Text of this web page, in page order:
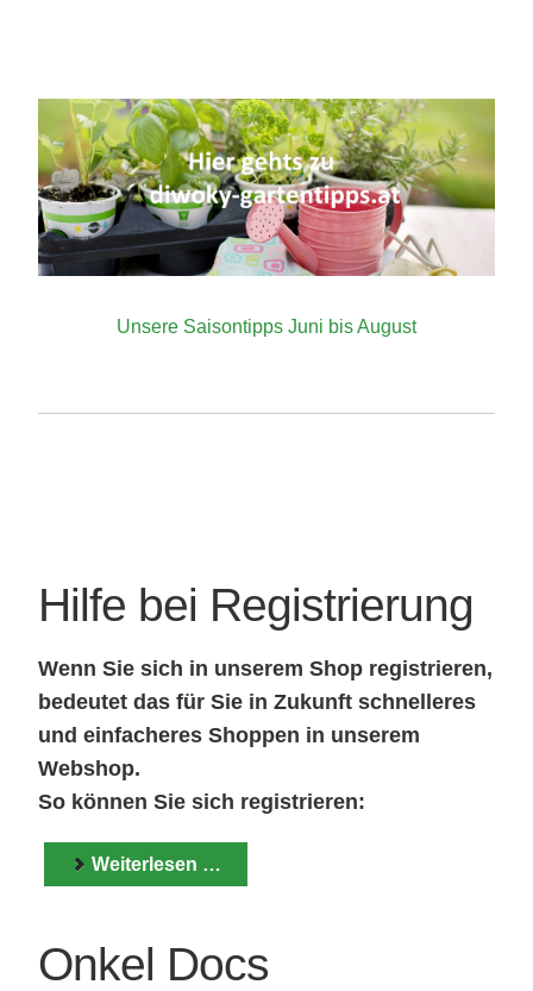
Unsere Saisontipps Juni bis August
Hilfe bei Registrierung
Wenn Sie sich in unserem Shop registrieren,
bedeutet das für Sie in Zukunft schnelleres
und einfacheres Shoppen in unserem
Webshop.
So können Sie sich registrieren:
Weiterlesen …
Onkel Docs